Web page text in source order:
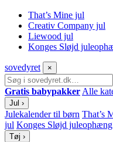
That’s Mine jul
Creativ Company jul
Liewood jul
Konges Sløjd
sovedyret ×
Gratis babypakker Alle
Jul ›
Julekalender til børn That’s
jul Konges Sløjd juleophæng
Tøj ›